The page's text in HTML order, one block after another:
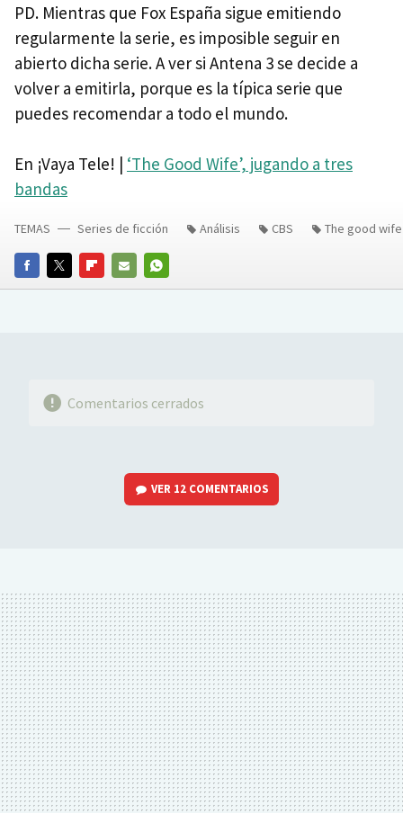
PD. Mientras que Fox España sigue emitiendo
regularmente la serie, es imposible seguir en
abierto dicha serie. A ver si Antena 3 se decide a
volver a emitirla, porque es la típica serie que
puedes recomendar a todo el mundo.
En ¡Vaya Tele! | ‘The Good Wife’, jugando a tres
bandas
FACEBOOKTWITTERFLIPBOARD
E-
WHATSAPP
TEMAS Series de ficción Análisis CBS The good wife
Comentarios cerrados
VER 12 COMENTARIOS